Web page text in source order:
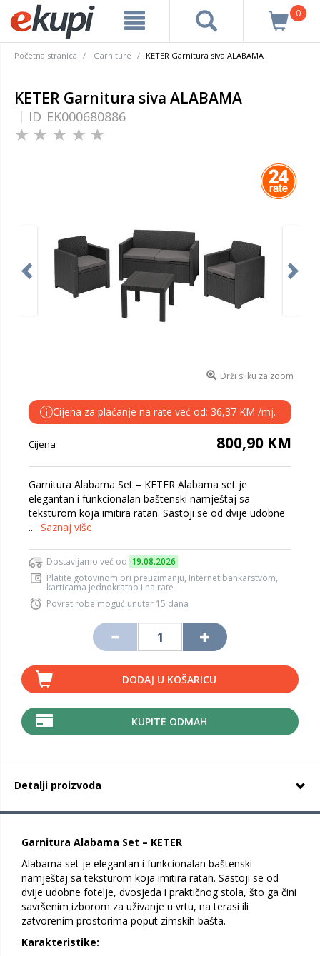
0
Početna stranica Garniture KETER Garnitura siva ALABAMA
KETER Garnitura siva ALABAMA
ID EK000680886
Drži sliku za zoom
i Cijena za plaćanje na rate već od: 36,37 KM /mj.
Cijena 800,90 KM
Garnitura Alabama Set – KETER Alabama set je
elegantan i funkcionalan baštenski namještaj sa
teksturom koja imitira ratan. Sastoji se od dvije udobne
... Saznaj više
Dostavljamo već od 19.08.2026
Platite gotovinom pri preuzimanju, Internet bankarstvom,
karticama jednokratno i na rate
Povrat robe moguć unutar 15 dana
DODAJ U KOŠARICU
KUPITE ODMAH
Detalji proizvoda
Garnitura Alabama Set – KETER
Alabama set je elegantan i funkcionalan baštenski
namještaj sa teksturom koja imitira ratan. Sastoji se od
dvije udobne fotelje, dvosjeda i praktičnog stola, što ga čini
savršenim izborom za uživanje u vrtu, na terasi ili
zatvorenim prostorima poput zimskih bašta.
Karakteristike: